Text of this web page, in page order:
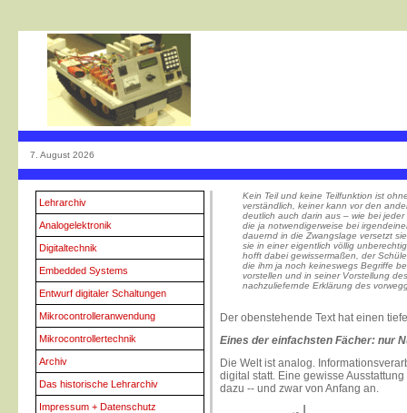
7. August 2026
Lehrarchiv
Analogelektronik
Digitaltechnik
Embedded Systems
Entwurf digitaler Schaltungen
Mikrocontrolleranwendung
Mikrocontrollertechnik
Archiv
Das historische Lehrarchiv
Impressum + Datenschutz
Kein Teil und keine Teilfunktion ist
verständlich, keiner kann vor den
deutlich auch darin aus – wie bei
die ja notwendigerweise bei
dauernd in die Zwangslage versetzt
sie in einer eigentlich völlig
hofft dabei gewissermaßen, der
die ihm ja noch keineswegs Begriffe
vorstellen und in seiner Vorstellung
nachzuliefernde Erklärung des
Der obenstehende Text hat einen
Eines der einfachsten Fächer: nur
Die Welt ist analog.
digital statt. Eine gewisse
dazu -- und zwar von Anfang an.